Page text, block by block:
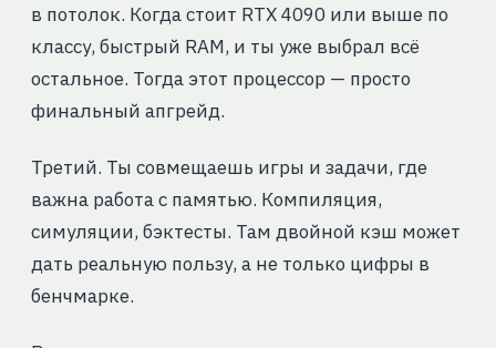
в потолок. Когда стоит RTX 4090 или выше по
классу, быстрый RAM, и ты уже выбрал всё
остальное. Тогда этот процессор — просто
финальный апгрейд.
Третий. Ты совмещаешь игры и задачи, где
важна работа с памятью. Компиляция,
симуляции, бэктесты. Там двойной кэш может
дать реальную пользу, а не только цифры в
бенчмарке.